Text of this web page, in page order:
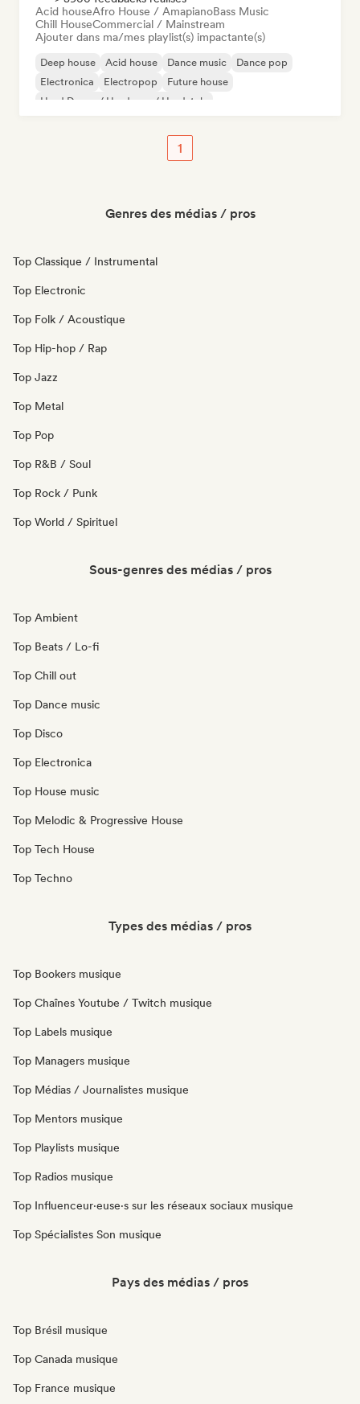
Acid houseAfro House / AmapianoBass Music
Chill HouseCommercial / Mainstream
Ajouter dans ma/mes playlist(s) impactante(s)
Deep house Acid house Dance music
Dance pop
Electronica
Electropop
Future house
Hard Dance / Hardcore / Hardstyle
1
Genres des médias / pros
Top Classique / Instrumental
Top Electronic
Top Folk / Acoustique
Top Hip-hop / Rap
Top Jazz
Top Metal
Top Pop
Top R&B / Soul
Top Rock / Punk
Top World / Spirituel
Sous-genres des médias / pros
Top Ambient
Top Beats / Lo-fi
Top Chill out
Top Dance music
Top Disco
Top Electronica
Top House music
Top Melodic & Progressive House
Top Tech House
Top Techno
Types des médias / pros
Top Bookers musique
Top Chaînes Youtube / Twitch musique
Top Labels musique
Top Managers musique
Top Médias / Journalistes musique
Top Mentors musique
Top Playlists musique
Top Radios musique
Top Influenceur·euse·s sur les réseaux sociaux musique
Top Spécialistes Son musique
Pays des médias / pros
Top Brésil musique
Top Canada musique
Top France musique